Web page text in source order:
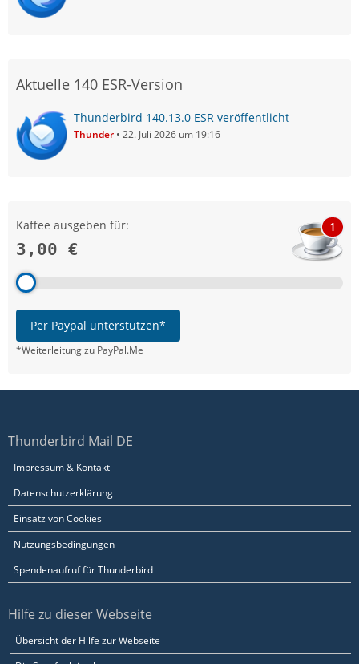
Aktuelle 140 ESR-Version
Thunderbird 140.13.0 ESR veröffentlicht
Thunder 22. Juli 2026 um 19:16
Kaffee ausgeben für:
3,00 €
1
Per Paypal unterstützen*
*Weiterleitung zu PayPal.Me
Thunderbird Mail DE
Impressum & Kontakt
Datenschutzerklärung
Einsatz von Cookies
Nutzungsbedingungen
Spendenaufruf für Thunderbird
Hilfe zu dieser Webseite
Übersicht der Hilfe zur Webseite